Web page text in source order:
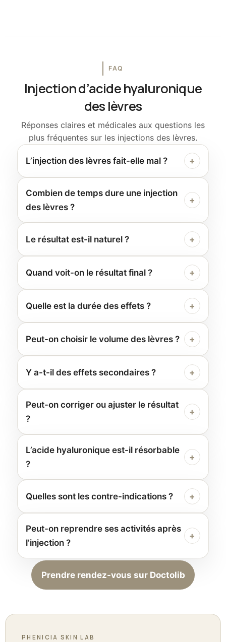
FAQ
Injection d’acide hyaluronique
des lèvres
Réponses claires et médicales aux questions les
plus fréquentes sur les injections des lèvres.
L’injection des lèvres fait-elle mal ? +
Combien de temps dure une injection
des lèvres ?
+
Le résultat est-il naturel ? +
Quand voit-on le résultat final ? +
Quelle est la durée des effets ? +
Peut-on choisir le volume des lèvres ? +
Y a-t-il des effets secondaires ? +
Peut-on corriger ou ajuster le résultat
?
+
L’acide hyaluronique est-il résorbable
?
+
Quelles sont les contre-indications ? +
Peut-on reprendre ses activités après
l’injection ?
+
Prendre rendez-vous sur Doctolib
PHENICIA SKIN LAB